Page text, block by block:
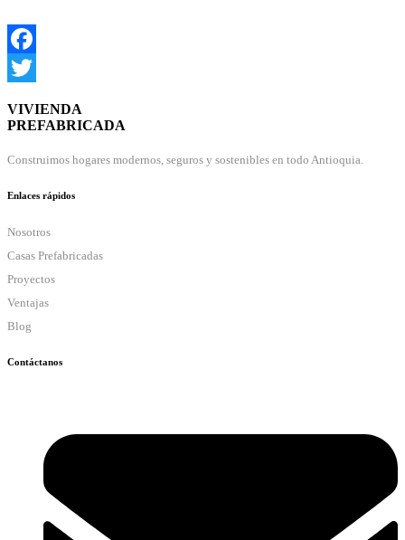
Facebook
VIVIENDA
PREFABRICADA
Construimos hogares modernos, seguros y sostenibles en todo Antioquia.
Enlaces rápidos
Nosotros
Casas Prefabricadas
Proyectos
Ventajas
Blog
Contáctanos